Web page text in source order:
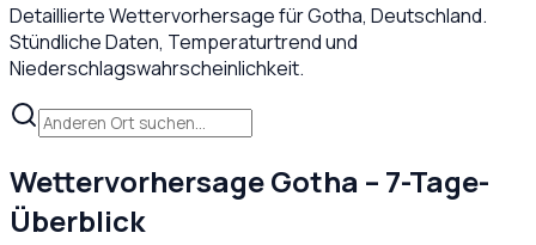
Detaillierte Wettervorhersage fürGotha, Deutschland.
Stündliche Daten, Temperaturtrend und
Niederschlagswahrscheinlichkeit.
WettervorhersageGotha – 7-Tage-
Überblick